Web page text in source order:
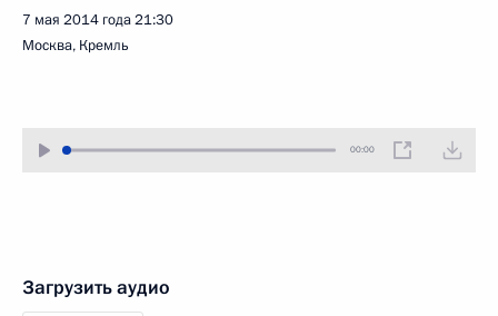
7 мая 2014 года21:30
Москва, Кремль
00:00
Загрузить аудио